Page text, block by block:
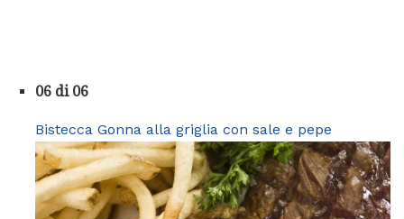
06 di 06
Bistecca Gonna alla griglia con sale e pepe